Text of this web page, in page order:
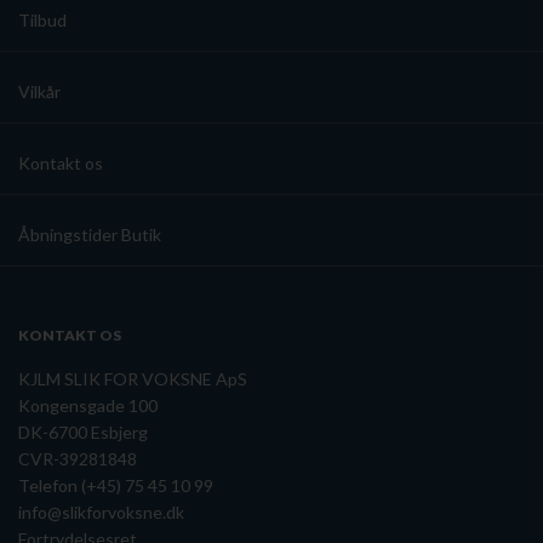
Tilbud
Vilkår
Kontakt os
Åbningstider Butik
KONTAKT OS
KJLM SLIK FOR VOKSNE ApS
Kongensgade 100
DK-6700 Esbjerg
CVR-39281848
Telefon (+45) 75 45 10 99
info@slikforvoksne.dk
Fortrydelsesret